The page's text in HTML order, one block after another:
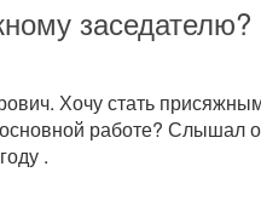
заседателю?
Хочу стать
работе? Слышал
.